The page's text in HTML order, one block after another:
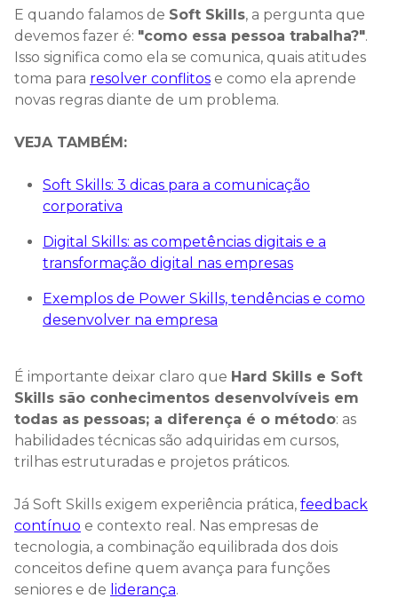
E quando falamos de Soft Skills, a pergunta que
devemos fazer é: "como essa pessoa trabalha?".
Isso significa como ela se comunica, quais atitudes
toma para resolver conflitos e como ela aprende
novas regras diante de um problema.
VEJA TAMBÉM:
Soft Skills: 3 dicas para a comunicação
corporativa
Digital Skills: as competências digitais e a
transformação digital nas empresas
Exemplos de Power Skills, tendências e como
desenvolver na empresa
É importante deixar claro que Hard Skills e Soft
Skills são conhecimentos desenvolvíveis em
todas as pessoas; a diferença é o método: as
habilidades técnicas são adquiridas em cursos,
trilhas estruturadas e projetos práticos.
Já Soft Skills exigem experiência prática, feedback
contínuo e contexto real. Nas empresas de
tecnologia, a combinação equilibrada dos dois
conceitos define quem avança para funções
seniores e de liderança.